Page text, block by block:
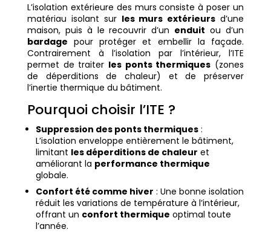
L’isolation extérieure des murs consiste à poser un
matériau isolant sur les murs extérieurs d’une
maison, puis à le recouvrir d’un enduit ou d’un
bardage pour protéger et embellir la façade.
Contrairement à l’isolation par l’intérieur, l’ITE
permet de traiter les ponts thermiques (zones
de déperditions de chaleur) et de préserver
l’inertie thermique du bâtiment.
Pourquoi choisir l’ITE ?
Suppression des ponts thermiques:
L’isolation enveloppe entièrement le bâtiment,
limitant les déperditions de chaleur et
améliorant la performance thermique
globale.
Confort été comme hiver : Une bonne isolation
réduit les variations de température à l’intérieur,
offrant un confort thermique optimal toute
l’année.